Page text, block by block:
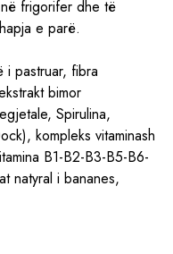
frigorifer dhe të
e parë.
i pastruar, fibra
bimor
Spirulina,
kompleks vitaminash
B1-B2-B3-B5-B6-
natyral i bananes,